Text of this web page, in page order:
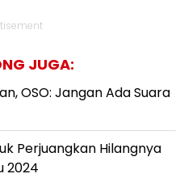
JUGA:
OSO: Jangan Ada Suara
Perjuangkan Hilangnya
2024